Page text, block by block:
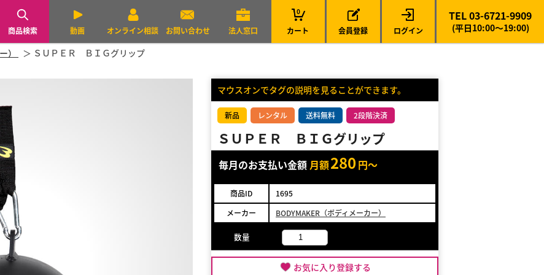
商品検索 動画 オンライン相談 お問い合わせ 法人窓口 カート
0
会員登録 ログイン
TEL 03-6721-9909
(平日10:00～19:00)
） ＳＵＰＥＲ ＢＩＧグリップ
マウスオンでタグの説明を見ることができます。
新品 レンタル 送料無料 2段階決済
ＳＵＰＥＲ ＢＩＧグリップ
毎月のお支払い金額 月額280 円～
商品ID
1695
メーカー
BODYMAKER（ボディメーカー）
数量
お気に入り登録する